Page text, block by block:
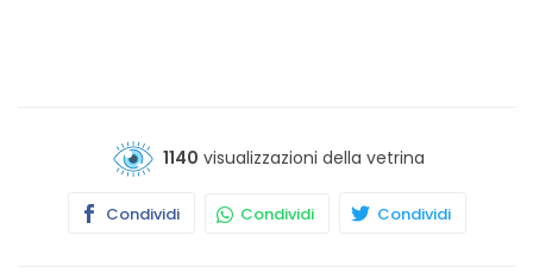
1140 visualizzazioni della vetrina
Condividi Condividi Condividi